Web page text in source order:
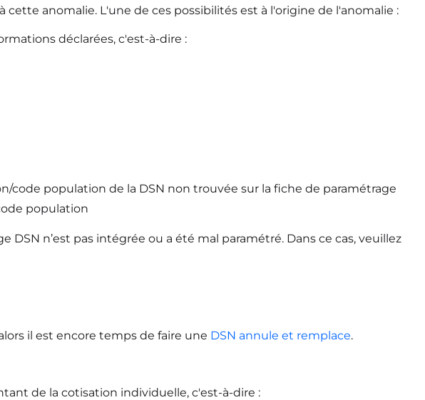
à cette anomalie. L'une de ces possibilités est à l'origine de l'anomalie :
déclarées, c'est-à-dire :
code population de la DSN non trouvée sur la fiche de paramétrage
population
DSN n’est pas intégrée ou a été mal paramétré. Dans ce cas, veuillez
il est encore temps de faire une DSN annule et remplace.
de la cotisation individuelle, c'est-à-dire :